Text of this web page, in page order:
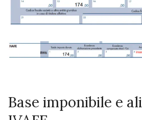
Base imponibile e